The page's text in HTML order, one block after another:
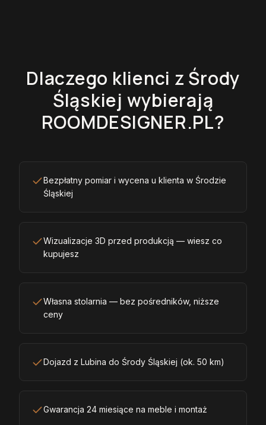
Dlaczego klienci z Środy
Śląskiej wybierają
ROOMDESIGNER.PL?
Bezpłatny pomiar i wycena u klienta w Środzie
Śląskiej
Wizualizacje 3D przed produkcją — wiesz co
kupujesz
Własna stolarnia — bez pośredników, niższe
ceny
Dojazd z Lubina do Środy Śląskiej (ok. 50 km)
Gwarancja 24 miesiące na meble i montaż